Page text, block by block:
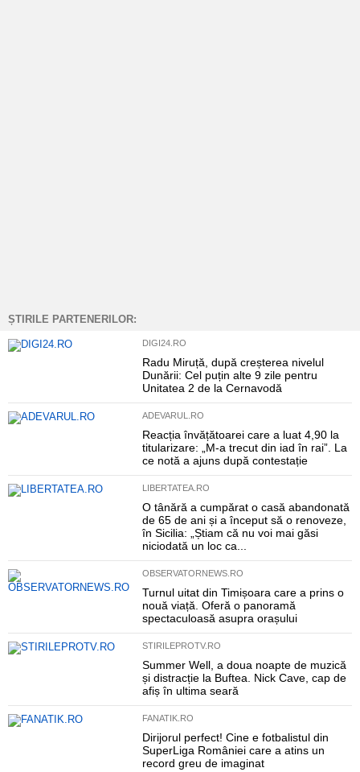
ȘTIRILE PARTENERILOR:
DIGI24.RO
Radu Miruță, după creșterea nivelul
Dunării: Cel puțin alte 9 zile pentru
Unitatea 2 de la Cernavodă
ADEVARUL.RO
Reacția învățătoarei care a luat 4,90 la
titularizare: „M-a trecut din iad în rai”. La
ce notă a ajuns după contestație
LIBERTATEA.RO
O tânără a cumpărat o casă abandonată
de 65 de ani și a început să o renoveze,
în Sicilia: „Știam că nu voi mai găsi
niciodată un loc ca...
OBSERVATORNEWS.RO
Turnul uitat din Timișoara care a prins o
nouă viață. Oferă o panoramă
spectaculoasă asupra orașului
STIRILEPROTV.RO
Summer Well, a doua noapte de muzică
și distracție la Buftea. Nick Cave, cap de
afiș în ultima seară
FANATIK.RO
Dirijorul perfect! Cine e fotbalistul din
SuperLiga României care a atins un
record greu de imaginat